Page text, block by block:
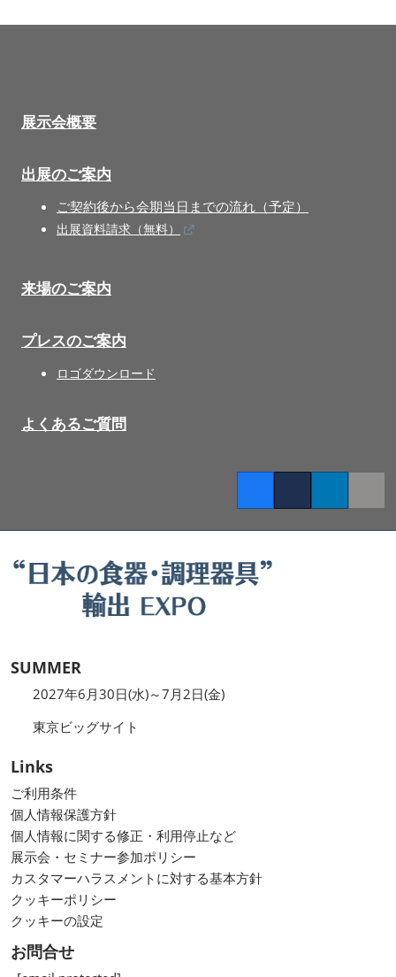
展示会概要
出展のご案内
ご契約後から会期当日までの流れ（予定）
出展資料請求（無料）
来場のご案内
プレスのご案内
ロゴダウンロード
よくあるご質問
SUMMER
2027年6月30日(水)～7月2日(金)
東京ビッグサイト
Links
ご利用条件
個人情報保護方針
個人情報に関する修正・利用停止など
展示会・セミナー参加ポリシー
カスタマーハラスメントに対する基本方針
クッキーポリシー
クッキーの設定
お問合せ